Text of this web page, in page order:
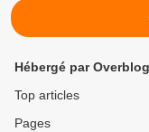
Hébergé par Overblog
Top articles
Pages